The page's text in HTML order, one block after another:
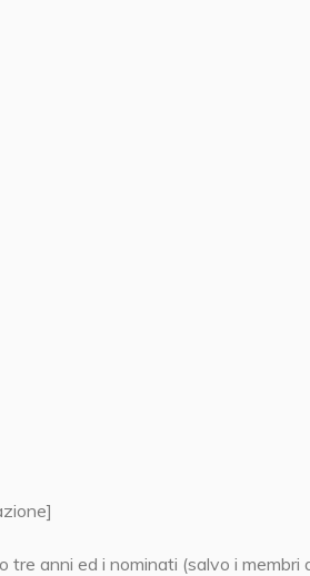
tre anni ed i nominati (salvo i